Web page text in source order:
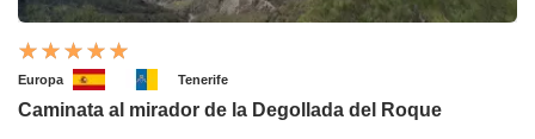
Europa Tenerife
Caminata al mirador de la Degollada del Roque